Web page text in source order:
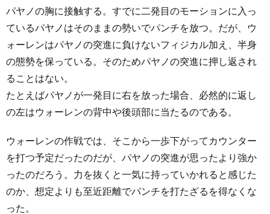
パヤノの胸に接触する。すでに二発目のモーションに入っ
ているパヤノはそのままの勢いでパンチを放つ。だが、ウ
ォーレンはパヤノの突進に負けないフィジカル加え、半身
の態勢を保っている。そのためパヤノの突進に押し返され
ることはない。
たとえばパヤノが一発目に右を放った場合、必然的に返し
の左はウォーレンの背中や後頭部に当たるのである。
ウォーレンの作戦では、そこから一歩下がってカウンター
を打つ予定だったのだが、パヤノの突進が思ったより強か
ったのだろう。力を抜くと一気に持っていかれると感じた
のか、想定よりも至近距離でパンチを打たざるを得なくな
った。